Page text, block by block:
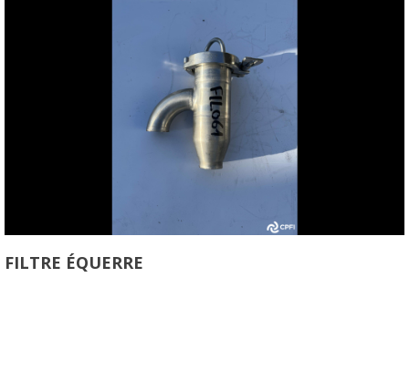
FILTRE ÉQUERRE